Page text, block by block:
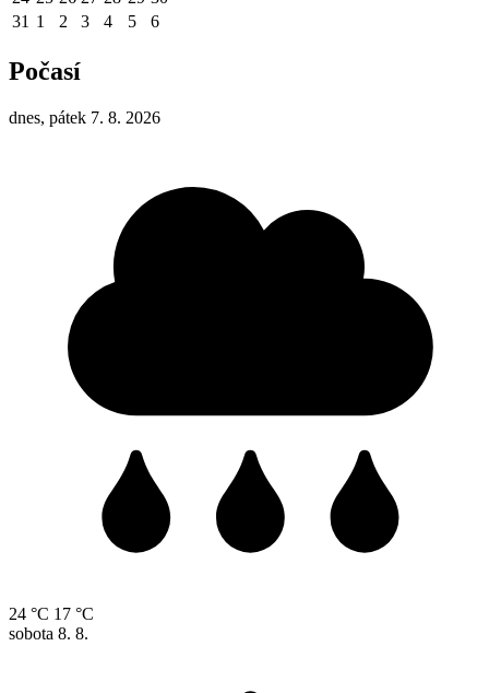
31 1 2 3 4 5 6
Počasí
dnes, pátek 7. 8. 2026
24 °C 17 °C
sobota 8. 8.